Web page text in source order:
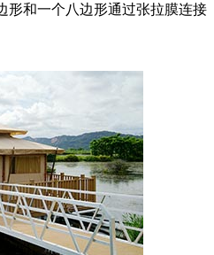
形和一个八边形通过张拉膜连接